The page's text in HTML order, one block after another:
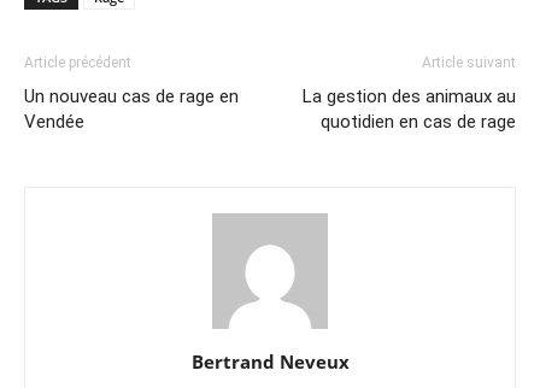
Article précédent
Un nouveau cas de rage en
Vendée
Article suivant
La gestion des animaux au
quotidien en cas de rage
Bertrand Neveux